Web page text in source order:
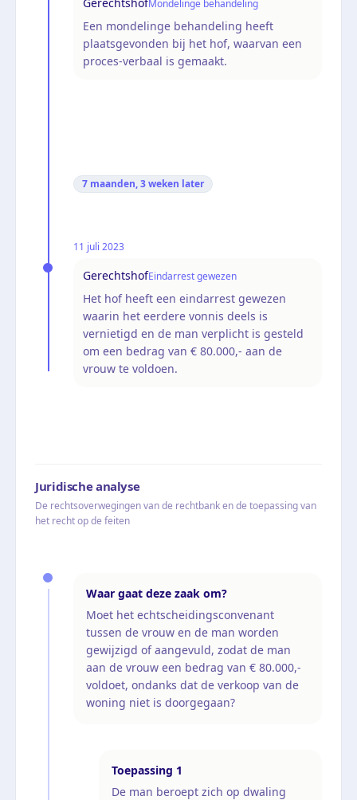
Mondelinge behandeling
Een mondelinge behandeling heeft
plaatsgevonden bij het hof, waarvan een
proces-verbaal is gemaakt.
7 maanden, 3 weken later
11 juli 2023
GerechtshofEindarrest gewezen
Het hof heeft een eindarrest gewezen
waarin het eerdere vonnis deels is
vernietigd en de man verplicht is gesteld
om een bedrag van € 80.000,- aan de
vrouw te voldoen.
Juridische analyse
De rechtsoverwegingen van de rechtbank en de toepassing van
het recht op de feiten
Waar gaat deze zaak om?
Moet het echtscheidingsconvenant
tussen de vrouw en de man worden
gewijzigd of aangevuld, zodat de man
aan de vrouw een bedrag van € 80.000,-
voldoet, ondanks dat de verkoop van de
woning niet is doorgegaan?
Toepassing 1
De man beroept zich op dwaling